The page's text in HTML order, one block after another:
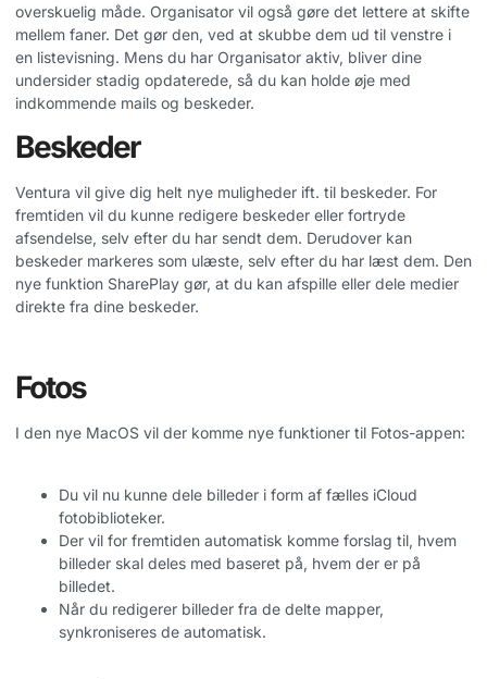
overskuelig måde. Organisator vil også gøre det lettere at skifte
mellem faner. Det gør den, ved at skubbe dem ud til venstre i
en listevisning. Mens du har Organisator aktiv, bliver dine
undersider stadig opdaterede, så du kan holde øje med
indkommende mails og beskeder.
Beskeder
Ventura vil give dig helt nye muligheder ift. til beskeder. For
fremtiden vil du kunne redigere beskeder eller fortryde
afsendelse, selv efter du har sendt dem. Derudover kan
beskeder markeres som ulæste, selv efter du har læst dem. Den
nye funktion SharePlay gør, at du kan afspille eller dele medier
direkte fra dine beskeder.
Fotos
I den nye MacOS vil der komme nye funktioner til Fotos-appen:
Du vil nu kunne dele billeder i form af fælles iCloud
fotobiblioteker.
Der vil for fremtiden automatisk komme forslag til, hvem
billeder skal deles med baseret på, hvem der er på
billedet.
Når du redigerer billeder fra de delte mapper,
synkroniseres de automatisk.